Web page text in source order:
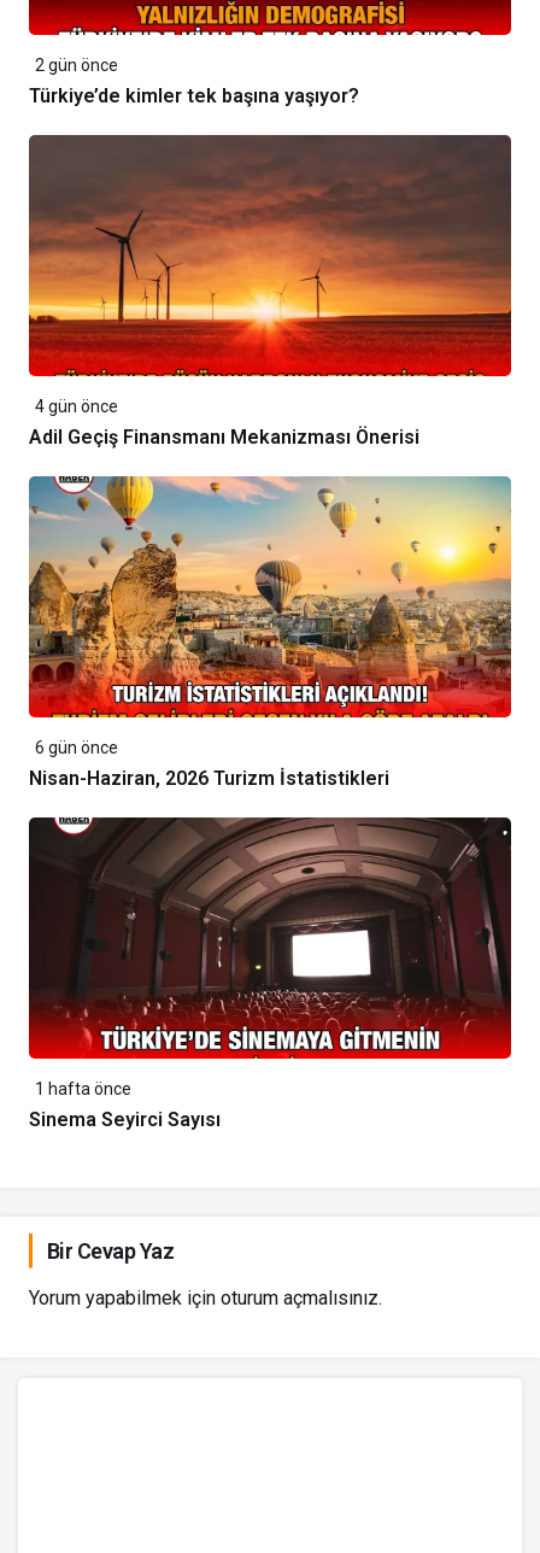
2 gün önce
Türkiye’de kimler tek başına yaşıyor?
4 gün önce
Adil Geçiş Finansmanı Mekanizması Önerisi
6 gün önce
Nisan-Haziran, 2026 Turizm İstatistikleri
1 hafta önce
Sinema Seyirci Sayısı
Bir Cevap Yaz
Yorum yapabilmek için oturum açmalısınız.